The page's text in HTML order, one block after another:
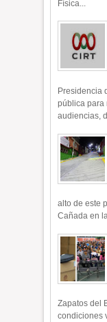
Física...
Presidencia
pública para
audiencias,
alto de este
Cañada en
Zapatos del
condiciones